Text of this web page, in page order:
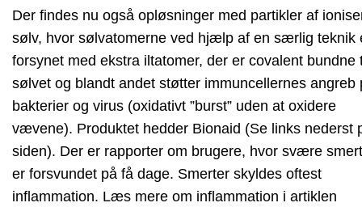
Der findes nu også opløsninger med partikler af
sølv, hvor sølvatomerne ved hjælp af en særlig teknik
forsynet med ekstra iltatomer, der er covalent bundne
sølvet og blandt andet støtter immuncellernes angreb
bakterier og virus (oxidativt ”burst” uden at oxidere
vævene). Produktet hedder Bionaid (Se links nederst
siden). Der er rapporter om brugere, hvor svære
er forsvundet på få dage. Smerter skyldes oftest
inflammation. Læs mere om inflammation i artiklen